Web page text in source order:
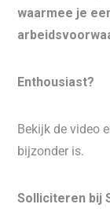
waarmee je
Enthousiast?
Bekijk de video
bijzonder is.
Solliciteren bij